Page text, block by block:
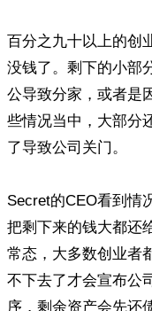
百分之九十以上的创
没钱了。剩下的小部
公导致分家，或者是
些情况当中，大部分
了导致公司关门。
Secret的CEO看到情
把剩下来的钱大都还
常态，大多数创业者
不下去了才会宣布公
序，剩余资产会先还